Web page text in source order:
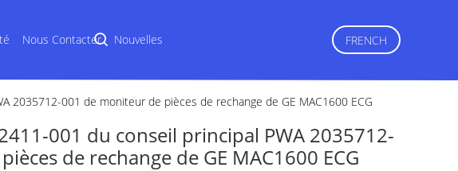
Nous Contacter Nouvelles FRENCH
2035712-001 de moniteur de pièces de rechange de GE MAC1600 ECG
001 du conseil principal PWA 2035712-
de rechange de GE MAC1600 ECG